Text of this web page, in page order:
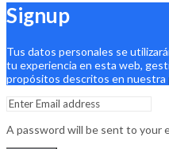
Signup
Tus datos personales se
tu experiencia en esta web,
propósitos descritos en nuestra
A password will be sent to your